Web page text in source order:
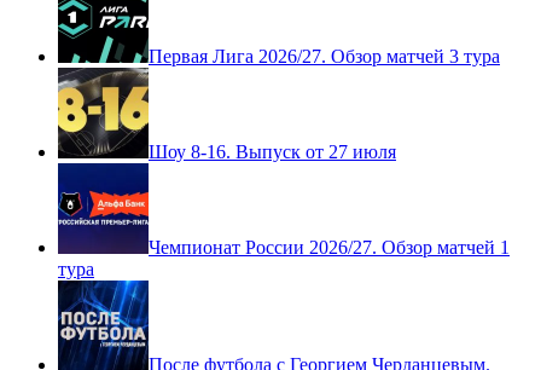
Первая Лига 2026/27. Обзор матчей 3 тура
Шоу 8-16. Выпуск от 27 июля
Чемпионат России 2026/27. Обзор матчей 1
тура
После футбола с Георгием Черданцевым.